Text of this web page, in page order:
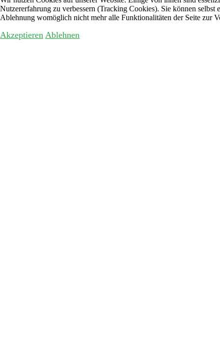
Nutzererfahrung zu verbessern (Tracking Cookies). Sie können selbst
Ablehnung womöglich nicht mehr alle Funktionalitäten der Seite zur
Akzeptieren Ablehnen